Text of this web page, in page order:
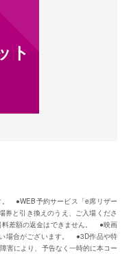
ト
。 ●WEB予約サービス「e席リザー
券と引き換えのうえ、ご⼊場くださ
差額の返⾦はできません。 ●映画
場合がございます。 ●3D作品や特
害により、予告なく⼀時的に本コー